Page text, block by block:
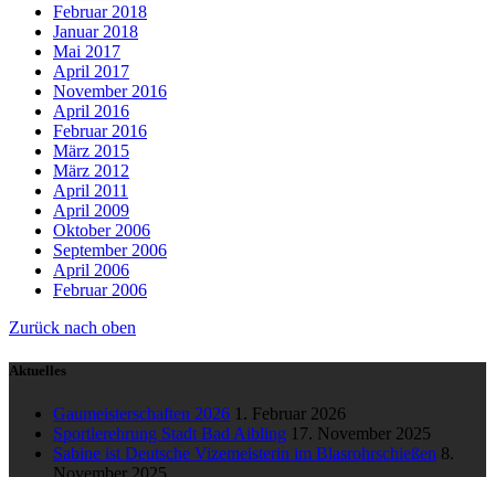
Februar 2018
Januar 2018
Mai 2017
April 2017
November 2016
April 2016
Februar 2016
März 2015
März 2012
April 2011
April 2009
Oktober 2006
September 2006
April 2006
Februar 2006
Zurück nach oben
Aktuelles
Gaumeisterschaften 2026 1. Februar 2026
Sportlerehrung Stadt Bad Aibling 17. November 2025
Sabine ist Deutsche Vizemeisterin im Blasrohrschießen 8.